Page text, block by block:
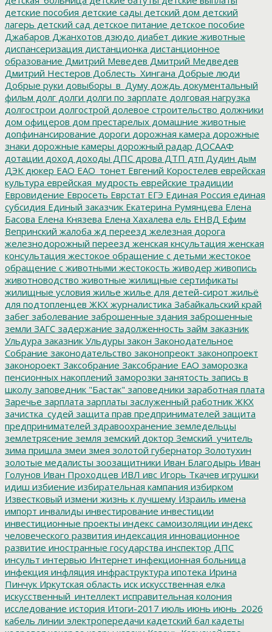
детские пособия детские сады детский дом детский
лагерь детский сад детское питание детское пособие
Джабаров Джанхотов дзюдо диабет дикие животные
диспансеризация дистанционка дистанционное
образование Дмитрий Меведев Дмитрий Медведев
Дмитрий Нестеров Доблесть_Хингана Добрые люди
Добрые руки довыборы_в_Думу дождь документальный
фильм долг долги долги по зарплате долговая нагрузка
долгострои долгострой долевое строительство должники
дом офицеров дом престарелых домашние животные
допфинансирование дороги дорожная камера дорожные
знаки дорожные камеры дорожный радар ДОСААФ
дотации доход доходы ДПС дрова ДТП дтп Дудин дым
ДЭК дюкер ЕАО ЕАО_тонет Евгений Коростелев еврейская
культура еврейская_мудрость еврейские традиции
Евровидение Евросеть Еврстат ЕГЭ Единая Россия единая
субсидия Единый заказчик Екатерина Румянцева Елена
Басова Елена Князева Елена Хахалева ель ЕНВД Ефим
Вепринский жалоба жд переезд железная дорога
железнодорожный переезд женская кнсультация женская
консультация жестокое обращение с детьми жестокое
обращение с животными жестокость живодер живопись
животноводство животные жилищные сертификаты
жилищные условия жилье жилье для детей-сирот жильё
для подтопленцев ЖКХ журналистика Забайкальский край
забег заболевание заброшенные здания заброшенные
земли ЗАГС задержание задолженность займ заказник
Ульдура заказник Ульдуры закон Законодательное
Собрание законодательство законопреокт законопроект
законороект Заксобрание Заксобрание ЕАО заморозка
пенсионных накоплений заморозки занятость запись в
школу заповедник "Бастак" заповедники заработная плата
Заречье зарплата зарплаты заслуженный работник ЖКХ
зачистка_судей защита прав предпринимателей защита
предпринимателей здравоохранение земледельцы
землетрясение земля земский доктор Земский_учитель
зима пришла змеи змея золотой губернатор Золотухин
золотые медалисты зоозащитники Иван Благодырь Иван
Голунов Иван Проходцев ИВЛ ивс Игорь Ткачев игрушки
идиш избиение избирательная кампания избирком
Известковый измени жизнь к лучшему Израиль имена
импорт инвалиды инвестирование инвестиции
инвестиционные проекты индекс самоизоляции индекс
человеческого развития индексация инновационное
развитие иностранные государства инспектор ДПС
инсульт интервью Интернет инфекционная больница
инфекция инфляция инфраструктура ипотека Ирина
Пинчук Иркутская область иск искусственная елка
искусственный_интеллект исправительная колония
исследование история Итоги-2017 июль июнь июнь_2026
кабель линии электропередачи кадетский бал кадеты